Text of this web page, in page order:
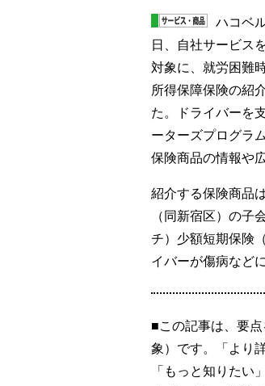
ハコベ
日、自社サービス
対象に、就労困難
所得保障保険の紹
た。ドライバーを
ーターズプログラ
保険商品の情報や
紹介する保険商品
（同新宿区）の子
チ）少額短期保険
イバーが傷病など
■この記事は、要
象）です。「より
「もっと知りた